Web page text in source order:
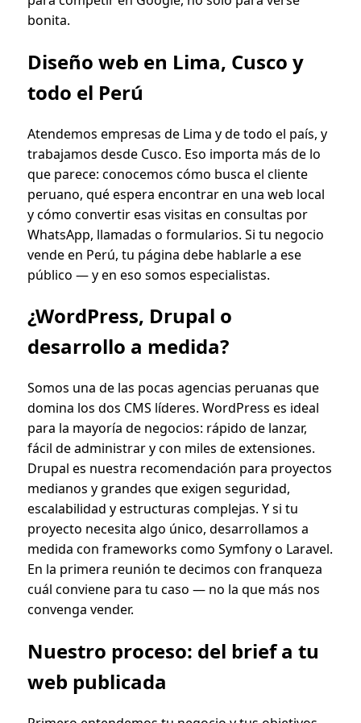
bonita.
Diseño web en Lima, Cusco y
todo el Perú
Atendemos empresas de Lima y de todo el país, y
trabajamos desde Cusco. Eso importa más de lo
que parece: conocemos cómo busca el cliente
peruano, qué espera encontrar en una web local
y cómo convertir esas visitas en consultas por
WhatsApp, llamadas o formularios. Si tu negocio
vende en Perú, tu página debe hablarle a ese
público — y en eso somos especialistas.
¿WordPress, Drupal o
desarrollo a medida?
Somos una de las pocas agencias peruanas que
domina los dos CMS líderes. WordPress es ideal
para la mayoría de negocios: rápido de lanzar,
fácil de administrar y con miles de extensiones.
Drupal es nuestra recomendación para proyectos
medianos y grandes que exigen seguridad,
escalabilidad y estructuras complejas. Y si tu
proyecto necesita algo único, desarrollamos a
medida con frameworks como Symfony o Laravel.
En la primera reunión te decimos con franqueza
cuál conviene para tu caso — no la que más nos
convenga vender.
Nuestro proceso: del brief a tu
web publicada